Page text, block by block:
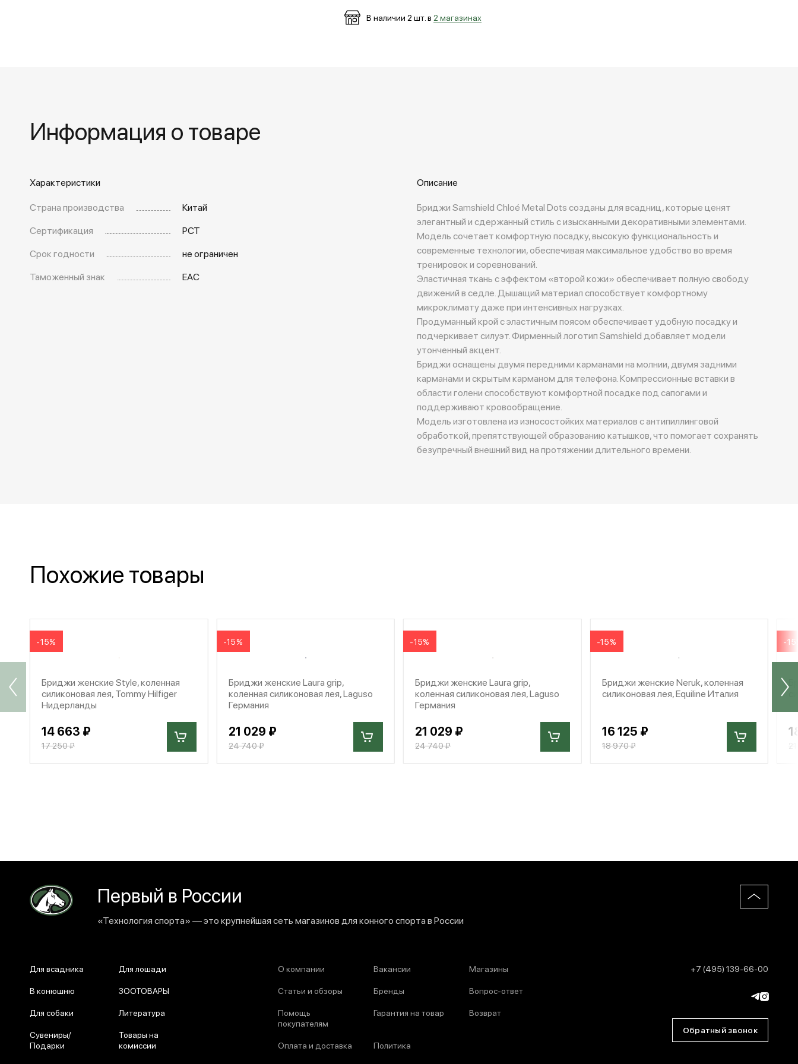
В наличии 2 шт. в 2 магазинах
Информация о товаре
Характеристики
Страна производства
Китай
Сертификация
РСТ
Срок годности
не ограничен
Таможенный знак
EAC
Описание
Бриджи Samshield Chloé Metal Dots созданы для всадниц, которые ценят
элегантный и сдержанный стиль с изысканными декоративными элементами.
Модель сочетает комфортную посадку, высокую функциональность и
современные технологии, обеспечивая максимальное удобство во время
тренировок и соревнований.
Эластичная ткань с эффектом «второй кожи» обеспечивает полную свободу
движений в седле. Дышащий материал способствует комфортному
микроклимату даже при интенсивных нагрузках.
Продуманный крой с эластичным поясом обеспечивает удобную посадку и
подчеркивает силуэт. Фирменный логотип Samshield добавляет модели
утонченный акцент.
Бриджи оснащены двумя передними карманами на молнии, двумя задними
карманами и скрытым карманом для телефона. Компрессионные вставки в
области голени способствуют комфортной посадке под сапогами и
поддерживают кровообращение.
Модель изготовлена из износостойких материалов с антипиллинговой
обработкой, препятствующей образованию катышков, что помогает сохранять
безупречный внешний вид на протяжении длительного времени.
Похожие товары
-15%
Бриджи женские Style, коленная
силиконовая лея, Tommy Hilfiger
Нидерланды
14 663 ₽
17 250 ₽
-15%
Бриджи женские Laura grip,
коленная силиконовая лея, Laguso
Германия
21 029 ₽
24 740 ₽
-15%
Бриджи женские Laura grip,
коленная силиконовая лея, Laguso
Германия
21 029 ₽
24 740 ₽
-15%
Бриджи женские Neruk, коленная
силиконовая лея, Equiline Италия
16 125 ₽
18 970 ₽
-
Первый в России
«Технология спорта» — это крупнейшая сеть магазинов для конного спорта в России
Для всадника Для лошади
В конюшню ЗООТОВАРЫ
Для собаки Литература
Сувениры/
Подарки
Товары на
комиссии
О компании Вакансии Магазины
Статьи и обзоры Бренды Вопрос-ответ
Помощь
покупателям
Гарантия на товар Возврат
Оплата и доставка Политика
+7 (495) 139-66-00
Обратный звонок